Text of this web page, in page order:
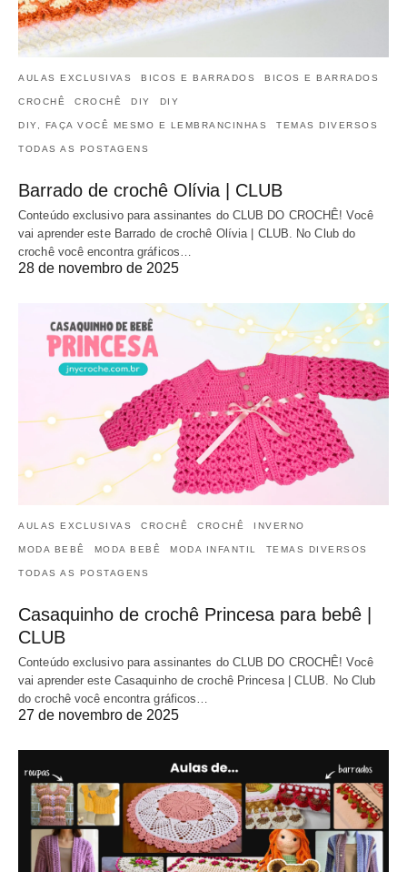
AULAS EXCLUSIVAS BICOS E BARRADOS BICOS E BARRADOS
CROCHÊ CROCHÊ DIY DIY
DIY, FAÇA VOCÊ MESMO E LEMBRANCINHAS TEMAS DIVERSOS
TODAS AS POSTAGENS
Barrado de crochê Olívia | CLUB
Conteúdo exclusivo para assinantes do CLUB DO CROCHÊ! Você
vai aprender este Barrado de crochê Olívia | CLUB. No Club do
crochê você encontra gráficos…
28 de novembro de 2025
AULAS EXCLUSIVAS CROCHÊ CROCHÊ INVERNO
MODA BEBÊ MODA BEBÊ MODA INFANTIL TEMAS DIVERSOS
TODAS AS POSTAGENS
Casaquinho de crochê Princesa para bebê |
CLUB
Conteúdo exclusivo para assinantes do CLUB DO CROCHÊ! Você
vai aprender este Casaquinho de crochê Princesa | CLUB. No Club
do crochê você encontra gráficos…
27 de novembro de 2025